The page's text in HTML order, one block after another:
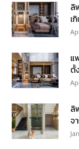
ลิ
เ
แ
ตั้
ลิ
จ